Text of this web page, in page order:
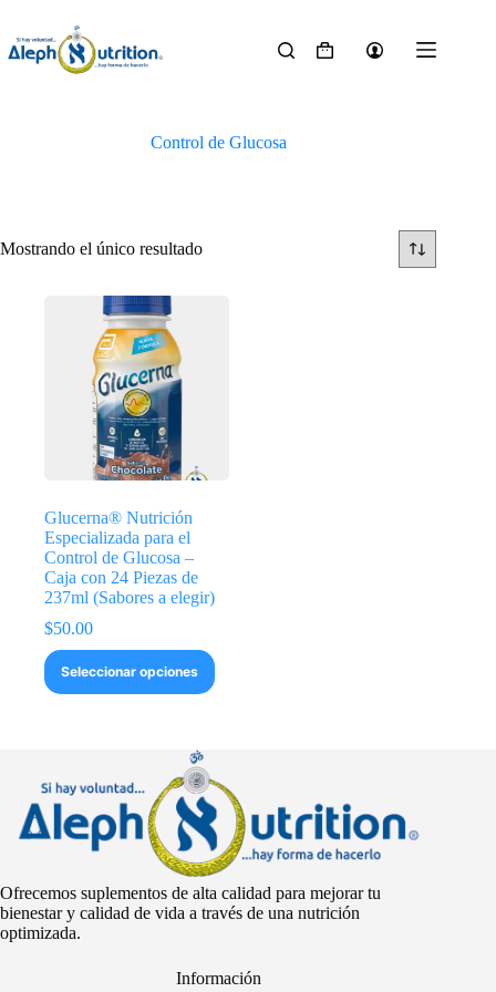
contenido
Carro
Control de Glucosa
Mostrando el único resultado
Glucerna® Nutrición
Especializada para el
Control de Glucosa –
Caja con 24 Piezas de
237ml (Sabores a elegir)
$50.00
Seleccionar opciones
Este
producto
tiene
opciones
se
pueden
elegir
página
de
producto
Ofrecemos suplementos de alta calidad para mejorar tu
bienestar y calidad de vida a través de una nutrición
optimizada.
Información